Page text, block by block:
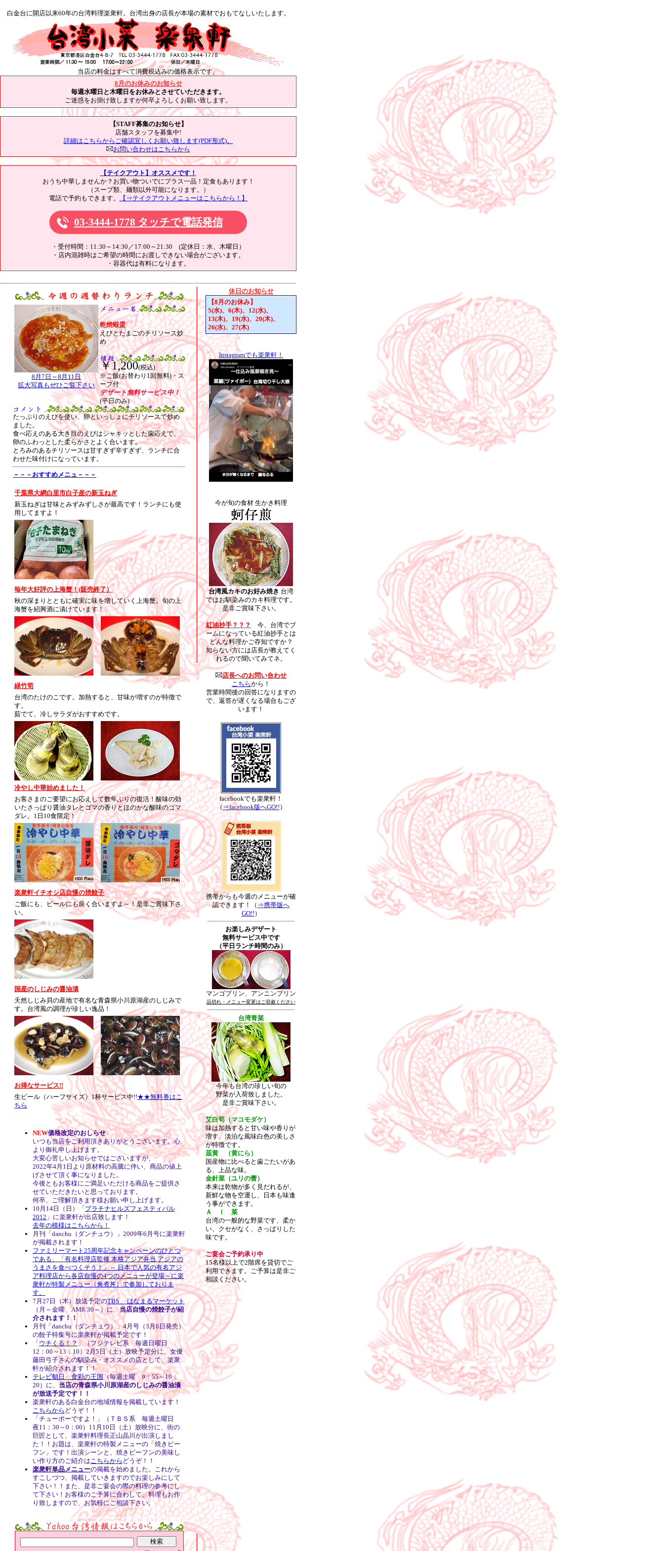
白金台に開店以来60年の台湾料理楽衆軒。台湾出身の店長が本場の素材でおもてなしいたします。
当店の料金はすべて消費税込みの価格表示です。
8月のお休みのお知らせ
毎週水曜日と木曜日をお休みとさせていただきます。
ご迷惑をお掛け致しますが何卒よろしくお願い致します。
【STAFF募集のお知らせ】
店舗スタッフを募集中!
詳細はこちらからご確認宜しくお願い致します(PDF形式)。
お問い合わせはこちらから
【テイクアウト】オススメです！
おうち中華しませんか？お買い物ついでにプラス一品！定食もあります！
（スープ類、麺類以外可能になります。）
電話で予約もできます。
【⇒テイクアウトメニューはこちらから！】
03-3444-1778 タッチで電話発信
・受付時間：11:30～14:30／17:00～21:30 (定休日：水、木曜日）
・店内混雑時はご希望の時間にお渡しできない場合がございます。
・容器代は有料になります。
休日のお知らせ
【8月のお休み】
5(水)、6(木)、12(水)、
13(木)、19(水)、20(木)、
26(水)、27(木)
Instagramでも楽衆軒！
今が旬の食材 生かき料理
台湾風カキのお好み焼き 台湾
ではお馴染みのカキ料理です。
是非ご賞味下さい。
紅油抄手？？？
今、台湾でブ
ームになっている紅油抄手とは
どんな料理かご存知ですか？
知らない方には店長が教えてく
れるので聞いてみてネ。
店長へのお問い合わせ
こちらから！
営業時間後の回答になりますの
で、返答が遅くなる場合もござ
います！
facebookでも楽衆軒！
（ ⇒facebook版へGO!! ）
携帯からも今週のメニューが確
認できます！（ ⇒携帯版へ
GO!! ）
お楽しみデザート
無料サービス中です
（平日ランチ時間のみ）
マンゴプリン、アンニンプリン
品切れ・メニュー変更はご容赦ください
台湾青菜
今年も台湾の珍しい旬の
野菜が入荷致しました。
是非ご賞味下さい。
艾白筍（マコモダケ）
味は加熱すると甘い味や香りが
増す、淡泊な風味白色の美しさ
が特徴です。
韮黄 （黄にら）
国産物に比べると歯ごたいがあ
る、上品な味。
金針菜（ユリの蕾）
本来は乾物が多く見だれるが、
新鮮な物を空運し、日本も味逢
う事ができます。
Ａ Ｉ 菜
台湾の一般的な野菜です、柔か
い、クセがなく、さっぱりした
味です。
ご宴会ご予約承り中
15名様以上で2階席を貸切でご
利用できます。ご予算は是非ご
相談ください。
8月7日～8月11日
拡大写真もぜひご覧下さい
乾焼蝦蛋
えびとたまごのチリソース炒
め
￥1,200(税込)
※ご飯(お替わり1回無料)・ス
ープ付
デザート無料サービス中！
(平日のみ)
たっぷりのえびを使い、卵といっしょにチリソースで炒め
ました。
食べ応えのある大き目のえびはシャキッとした歯応えで、
卵のふわっとした柔らかさとよく合います。
とろみのあるチリソースは甘すぎず辛すぎず、ランチに合
わせた味付けになっています。
－－－おすすめメニュ－－－
千葉県大網白里市白子産の新玉ねぎ
新玉ねぎは甘味とみずみずしさが最高です！ランチにも使
用してますよ！
毎年大好評の上海蟹！(販売終了）
秋の深まりとともに確実に味を増していく上海蟹。旬の上
海蟹を紹興酒に漬けています！
緑竹筍
台湾のたけのこです。加熱すると、甘味が増すのが特徴で
す。
茹でて、冷しサラダがおすすめです。
冷やし中華始めました！
お客さまのご要望にお応えして数年ぶりの復活！酸味の効
いたさっぱり醤油タレとゴマの香りとほのかな酸味のゴマ
ダレ。1日10食限定！
楽衆軒イチオシ店自慢の焼餃子
ご飯にも、ビールにも良く合いますよ～！是非ご賞味下さ
い。
国産のしじみの醤油漬
天然しじみ貝の産地で有名な青森県小川原湖産のしじみで
す。台湾風の調理が珍しい逸品！
お得なサービス!!
生ビール（ハーフサイズ）1杯サービス中!!★★無料券はこ
ちら
NEW価格改定のおしらせ
いつも当店をご利用頂きありがとうございます。心
より御礼申し上げます。
大変心苦しいお知らせではございますが、
2022年4月1日より原材料の高騰に伴い、商品の値上
げさせて頂く事になりました。
今後ともお客様にご満足いただける商品をご提供さ
せていただきたいと思っております。
何卒、ご理解頂きます様お願い申し上げます。
10月14日（日）「 プラチナヒルズフェスティバル
2012 」に楽衆軒が出店致します！
去年の模様はこちらから！
月刊「danchu（ダンチュウ）」2009年6月号に楽衆軒
が掲載されます！
ファミリーマート25周年記念キャンペーンのひとつ
である、「有名料理店監修 本格アジア弁当 アジアの
うまさを食べつくそう！」～ 日本で人気の有名アジ
ア料理店から各店自慢の4つのメニューが登場～に楽
衆軒が特製メニュー（角煮丼）で参加しておりま
す。
7月27日（木）放送予定のTBS はなまるマーケット
（月～金曜 AM8:30～）に、当店自慢の焼餃子が紹
介されます！！
月刊「danchu（ダンチュウ）」4月号（3月6日発売）
の餃子特集号に楽衆軒が掲載予定です！
「 ウチくる！？」（フジテレビ系 毎週日曜日
12：00～13：10）2月5日（土）放映予定分に、女優
藤田弓子さんの馴染み・オススメの店として、楽衆
軒が紹介されます！！
テレビ朝日 食彩の王国（毎週土曜 9：55～10：
20）に、 当店の青森県小川原湖産のしじみの醤油漬
が放送予定です！！
楽衆軒のある白金台の地域情報を掲載しています！
こちらから どうぞ！！
「チューボーですよ！」（ＴＢＳ系 毎週土曜日
夜11：30～0：00）11月10日（土）放映分に、街の
巨匠として、楽衆軒料理長正山晶川が出演しまし
た！！お題は、楽衆軒の特製メニューの「焼きビー
フン」です！出演シーンと、焼きビーフンの美味し
い作り方のご紹介はこちらから どうぞ！！
楽衆軒単品メニューの掲載を始めました。これから
すこしづつ、掲載していきますのでお楽しみにして
下さい！！ また、是非ご宴会の際の料理の参考にし
て下さい！お客様のご予算に合わして、料理もお作
り致しますので、お気軽にご相談下さい。